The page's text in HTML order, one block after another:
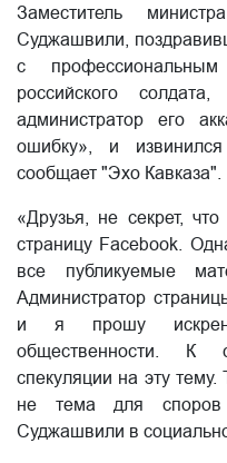
Заместитель
Суджашвили,
с
российского
администратор его
ошибку», и
сообщает "Эхо Кавказа".
«Друзья, не секрет,
страницу Facebook.
все публикуемые
Администратор
и я прошу
общественности. К
спекуляции на эту тему.
не тема для
Суджашвили в